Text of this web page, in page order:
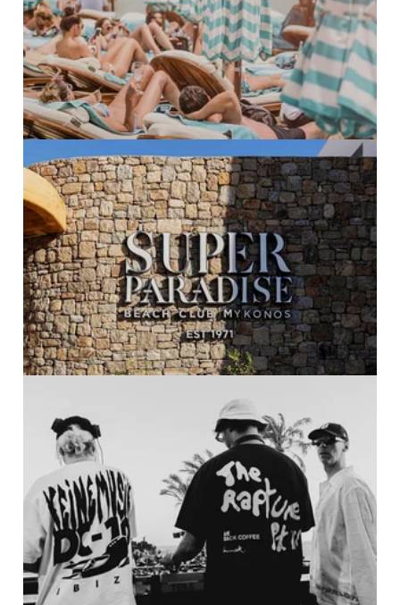
PRO ZVĚTŠENÍ KLIKNI
PRO ZVĚTŠENÍ KLIKNI
PRO ZVĚTŠENÍ KLIKNI